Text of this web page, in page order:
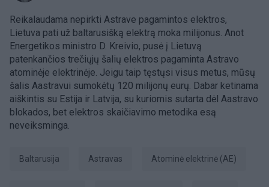
Reikalaudama nepirkti Astrave pagamintos elektros,
Lietuva pati už baltarusišką elektrą moka milijonus. Anot
Energetikos ministro D. Kreivio, pusė į Lietuvą
patenkančios trečiųjų šalių elektros pagaminta Astravo
atominėje elektrinėje. Jeigu taip tęstųsi visus metus, mūsų
šalis Aastravui sumokėtų 120 milijonų eurų. Dabar ketinama
aiškintis su Estija ir Latvija, su kuriomis sutarta dėl Aastravo
blokados, bet elektros skaičiavimo metodika esą
neveiksminga.
Baltarusija Astravas Atominė elektrinė (AE)